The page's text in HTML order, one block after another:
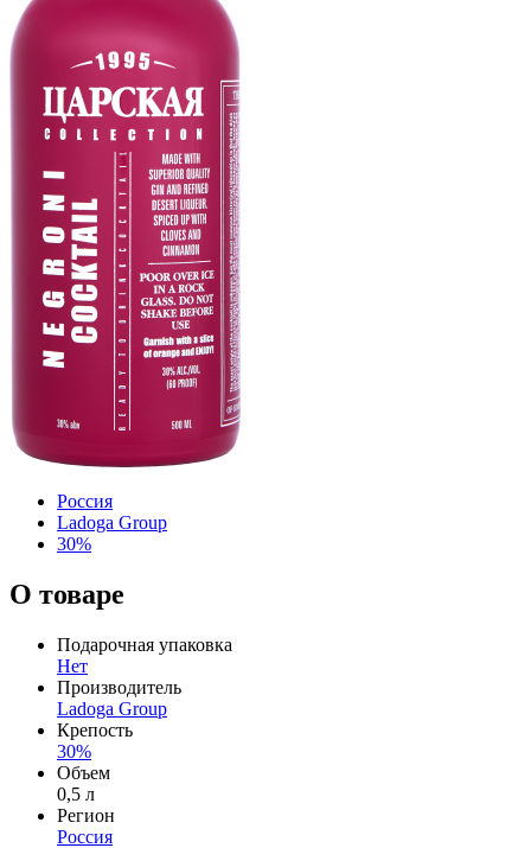
Россия
Ladoga Group
30%
О товаре
Подарочная упаковка
Нет
Производитель
Ladoga Group
Крепость
30%
Объем
0,5 л
Регион
Россия